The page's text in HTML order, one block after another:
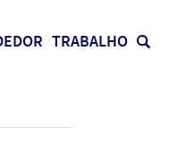
TRABALHO